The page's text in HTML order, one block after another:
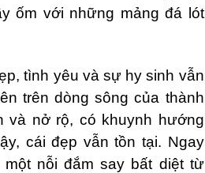
ốm với những mảng đá lót
tình yêu và sự hy sinh vẫn
trên dòng sông của thành
và nở rộ, có khuynh hướng
cái đẹp vẫn tồn tại. Ngay
nỗi đắm say bất diệt từ